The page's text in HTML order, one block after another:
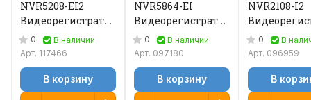
NVR5208-EI2
Видеорегистратор
IP 0
В наличии
Арт. 117466
В корзину
NVR5864-EI
Видеорегистратор
IP 0
В наличии
Арт. 097180
В корзину
NVR2108-I2
IP 0
В
Арт. 096959
В